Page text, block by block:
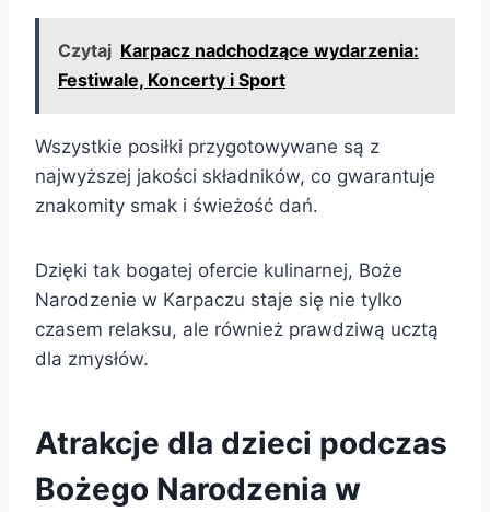
Czytaj Karpacz nadchodzące wydarzenia:
Festiwale, Koncerty i Sport
Wszystkie posiłki przygotowywane są z
najwyższej jakości składników, co gwarantuje
znakomity smak i świeżość dań.
Dzięki tak bogatej ofercie kulinarnej, Boże
Narodzenie w Karpaczu staje się nie tylko
czasem relaksu, ale również prawdziwą ucztą
dla zmysłów.
Atrakcje dla dzieci podczas
Bożego Narodzenia w